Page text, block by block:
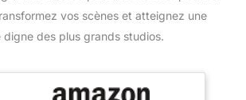
vos scènes et atteignez une
digne des plus grands studios.